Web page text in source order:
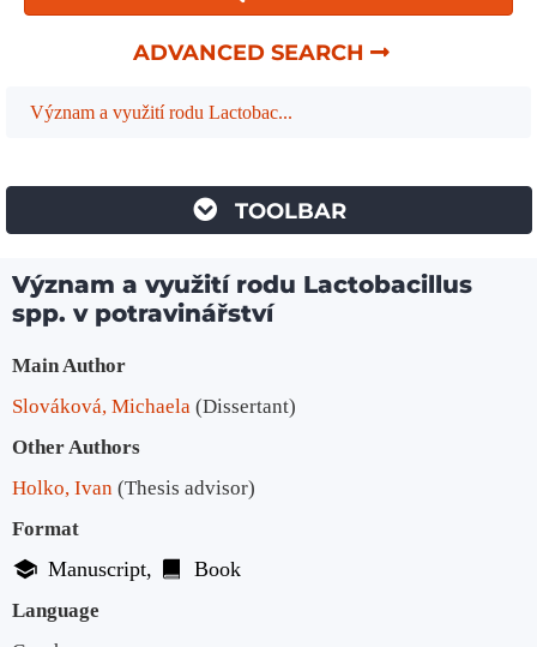
ADVANCED SEARCH
Význam a využití rodu Lactobac...
TOOLBAR
Význam a využití rodu Lactobacillus
spp. v potravinářství
Bibliographic Details
Main Author
Slováková, Michaela (Dissertant)
Other Authors
Holko, Ivan (Thesis advisor)
Format
Manuscript Book
Language